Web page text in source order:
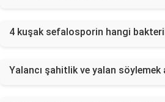
4 kuşak sefalosporin hangi
Yalancı şahitlik ve yalan söylemek